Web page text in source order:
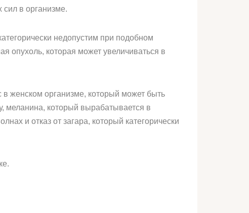
сил в организме.
недопустим при подобном
опухоль, которая может увеличиваться в
в женском организме, который может быть
меланина, который вырабатывается в
и отказ от загара, который категорически